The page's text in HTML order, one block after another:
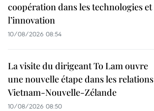
coopération dans les technologies et
l’innovation
10/08/2026 08:54
La visite du dirigeant To Lam ouvre
une nouvelle étape dans les relations
Vietnam-Nouvelle-Zélande
10/08/2026 08:50